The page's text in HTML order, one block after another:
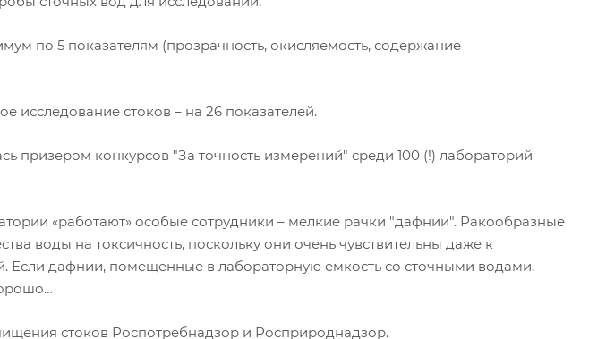
по 5 показателям (прозрачность, окисляемость, содержание
исследование стоков – на 26 показателей.
призером конкурсов "За точность измерений" среди 100 (!) лабораторий
«работают» особые сотрудники – мелкие рачки "дафнии". Ракообразные
воды на токсичность, поскольку они очень чувствительны даже к
Если дафнии, помещенные в лабораторную емкость со сточными водами,
стоков Роспотребнадзор и Росприроднадзор.